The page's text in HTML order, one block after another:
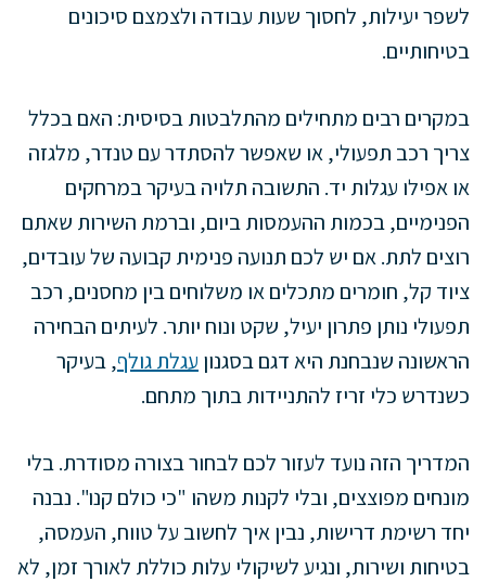
לשפר יעילות, לחסוך שעות עבודה ולצמצם סיכונים
בטיחותיים.
במקרים רבים מתחילים מהתלבטות בסיסית: האם בכלל
צריך רכב תפעולי, או שאפשר להסתדר עם טנדר, מלגזה
או אפילו עגלות יד. התשובה תלויה בעיקר במרחקים
הפנימיים, בכמות ההעמסות ביום, וברמת השירות שאתם
רוצים לתת. אם יש לכם תנועה פנימית קבועה של עובדים,
ציוד קל, חומרים מתכלים או משלוחים בין מחסנים, רכב
תפעולי נותן פתרון יעיל, שקט ונוח יותר. לעיתים הבחירה
הראשונה שנבחנת היא דגם בסגנון עגלת גולף, בעיקר
כשנדרש כלי זריז להתניידות בתוך מתחם.
המדריך הזה נועד לעזור לכם לבחור בצורה מסודרת. בלי
מונחים מפוצצים, ובלי לקנות משהו "כי כולם קנו". נבנה
יחד רשימת דרישות, נבין איך לחשוב על טווח, העמסה,
בטיחות ושירות, ונגיע לשיקולי עלות כוללת לאורך זמן, לא